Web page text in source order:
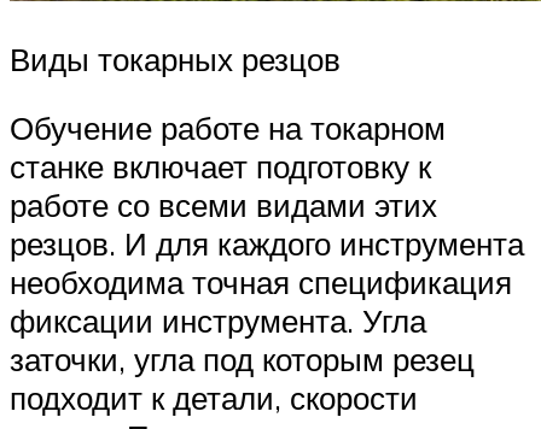
Виды токарных резцов
Обучение работе на токарном
станке включает подготовку к
работе со всеми видами этих
резцов. И для каждого инструмента
необходима точная спецификация
фиксации инструмента. Угла
заточки, угла под которым резец
подходит к детали, скорости